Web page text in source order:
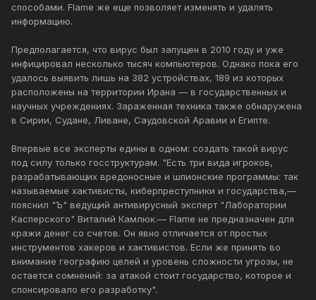
способами. Flame же еще позволяет изменять и удалять
информацию.
Предполагается, что вирус был запущен в 2010 году и уже
инфицировал несколько тысяч компьютеров. Однако пока его
удалось выявить лишь на 382 устройствах, 189 из которых
расположены на территории Ирана — в государственных и
научных учреждениях. Зараженная техника также обнаружена
в Сирии, Судане, Ливане, Саудовской Аравии и Египте.
Впервые все эксперты едины в одном: создать такой вирус
под силу только госструктурам. "Есть три вида игроков,
разрабатывающих вредоносные и шпионские программы: так
называемые хактивисты, киберпреступники и государства,—
пояснил "Ъ" ведущий антивирусный эксперт "Лаборатории
Касперского" Виталий Камлюк.— Flame не предназначен для
кражи денег со счетов. Он явно отличается от простых
инструментов хакеров и хактивистов. Если же принять во
внимание географию целей и уровень сложности угрозы, не
остается сомнений: за атакой стоит государство, которое и
спонсировало его разработку".